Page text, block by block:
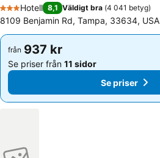
3 Stjärnor
Hotell 8,1 Väldigt bra (4 041 betyg)
8109 Benjamin Rd, Tampa, 33634, USA
från 937 kr
Se priser från 11 sidor
Se priser
från 937 kr
Se priser från 11 sidor
Se priser